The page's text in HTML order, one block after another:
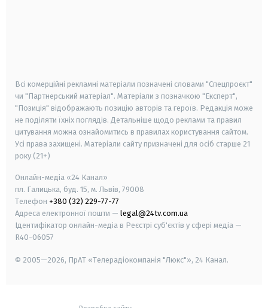
Всі комерційні рекламні матеріали позначені словами "Спецпроєкт"
чи "Партнерський матеріал". Матеріали з позначкою "Експерт",
"Позиція" відображають позицію авторів та героїв. Редакція може
не поділяти їхніх поглядів. Детальніше щодо реклами та правил
цитування можна ознайомитись в правилах користування сайтом.
Усі права захищені. Матеріали сайту призначені для осіб старше 21
року (21+)
Онлайн-медіа «24 Канал»
пл. Галицька, буд. 15, м. Львів, 79008
Телефон +380 (32) 229-77-77
Адреса електронної пошти — legal@24tv.com.ua
Ідентифікатор онлайн-медіа в Реєстрі суб'єктів у сфері медіа —
R40-06057
© 2005—2026, ПрАТ «Телерадіокомпанія "Люкс"», 24 Канал.